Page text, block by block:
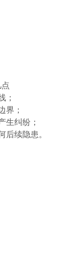
；
界；
生纠纷；
续隐患。